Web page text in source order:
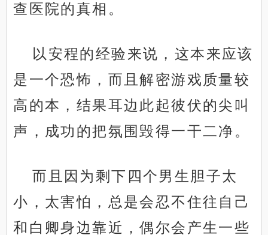
查医院的真相。
以安程的经验来说，这本来应该
是一个恐怖，而且解密游戏质量较
高的本，结果耳边此起彼伏的尖叫
声，成功的把氛围毁得一干二净。
而且因为剩下四个男生胆子太
小，太害怕，总是会忍不住往自己
和白卿身边靠近，偶尔会产生一些